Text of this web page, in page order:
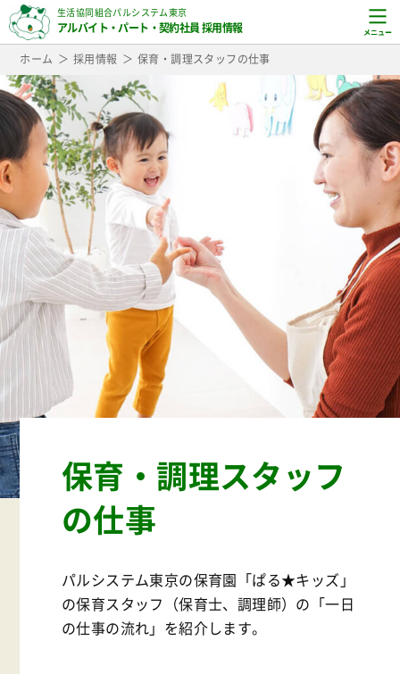
生活協同組合パルシステム東京
アルバイト・パート・契約社員 採用情報
ホーム
採用情報 保育・調理スタッフの仕事
保育・調理スタッフ
の仕事
パルシステム東京の保育園「ぱる★キッズ」
の保育スタッフ（保育士、調理師）の「一日
の仕事の流れ」を紹介します。